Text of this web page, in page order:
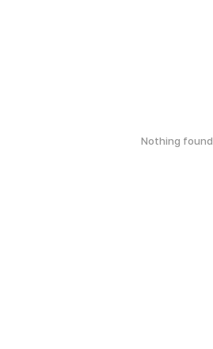
Nothing found